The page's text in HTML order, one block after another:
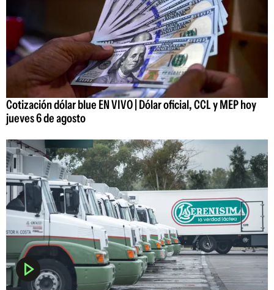
Cotización dólar blue EN VIVO | Dólar oficial, CCL y MEP hoy
jueves 6 de agosto